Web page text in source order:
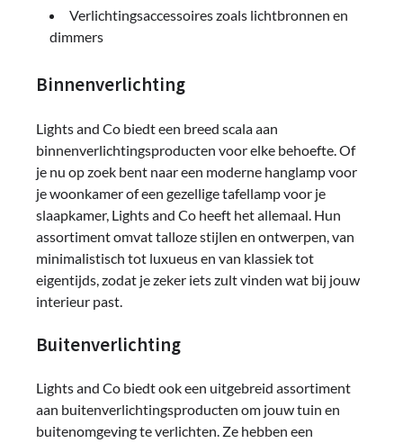
Verlichtingsaccessoires zoals lichtbronnen en
dimmers
Binnenverlichting
Lights and Co biedt een breed scala aan
binnenverlichtingsproducten voor elke behoefte. Of
je nu op zoek bent naar een moderne hanglamp voor
je woonkamer of een gezellige tafellamp voor je
slaapkamer, Lights and Co heeft het allemaal. Hun
assortiment omvat talloze stijlen en ontwerpen, van
minimalistisch tot luxueus en van klassiek tot
eigentijds, zodat je zeker iets zult vinden wat bij jouw
interieur past.
Buitenverlichting
Lights and Co biedt ook een uitgebreid assortiment
aan buitenverlichtingsproducten om jouw tuin en
buitenomgeving te verlichten. Ze hebben een